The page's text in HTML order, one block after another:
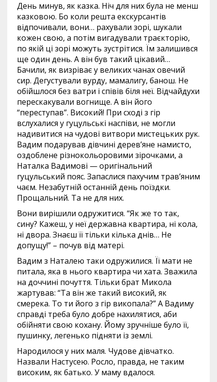
День минув, як казка. Ніч для них була не менш
казковою. Бо коли решта екскурсантів
відпочивали, вони… рахували зорі, шукали
кожен свою, а потім вигадували траєкторію,
по якій ці зорі можуть зустрітися. Їм залишився
ще один день. А він був такий цікавий…
Бачили, як визріває у великих чанах овечий
сир. Дегустували вурду, мамалигу, банош. Не
обійшлося без ватри і співів біля неї. Відчайдухи
перескакували вогнище. А він його
“переступав”. Високий! При сході з гір
вслухалися у гуцульські наспіви, не могли
надивитися на чудові витвори мистецьких рук.
Вадим подарував дівчині дерев’яне намисто,
оздоблене різнокольоровими зірочками, а
Наталка Вадимові — оригінальний
гуцульський пояс. Запаслися пахучим трав’яним
чаєм. Незабутній останній день поїздки.
Прощальний. Та не для них.
Вони вирішили одружитися. “Як же то так,
сину? Кажеш, у неї державна квартира, ні кола,
ні двора. Знаєш її тільки кілька днів… Не
допущу!” – почув від матері.
Вадим з Наталею таки одружилися. Її мати не
питала, яка в нього квартира чи хата. Зважила
на доччині почуття. Тільки брат Микола
жартував: “Та він же такий високий, як
смерека. То ти його з гір викопала?” А Вадиму
справді треба було добре нахилятися, аби
обійняти свою кохану. Йому зручніше було її,
пушинку, легенько підняти із землі.
Народилося у них маля. Чудове дівчатко.
Назвали Настусею. Росло, правда, не таким
високим, як батько. У маму вдалося.